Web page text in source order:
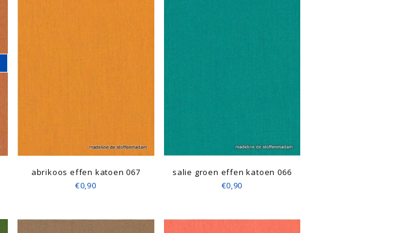
abrikoos effen katoen 067
€0,90
salie groen effen katoen 066
€0,90